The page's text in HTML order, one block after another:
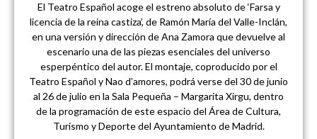
El Teatro Español acoge el estreno absoluto de ‘Farsa y
licencia de la reina castiza’, de Ramón María del Valle-Inclán,
en una versión y dirección de Ana Zamora que devuelve al
escenario una de las piezas esenciales del universo
esperpéntico del autor. El montaje, coproducido por el
Teatro Español y Nao d’amores, podrá verse del 30 de junio
al 26 de julio en la Sala Pequeña – Margarita Xirgu, dentro
de la programación de este espacio del Área de Cultura,
Turismo y Deporte del Ayuntamiento de Madrid.